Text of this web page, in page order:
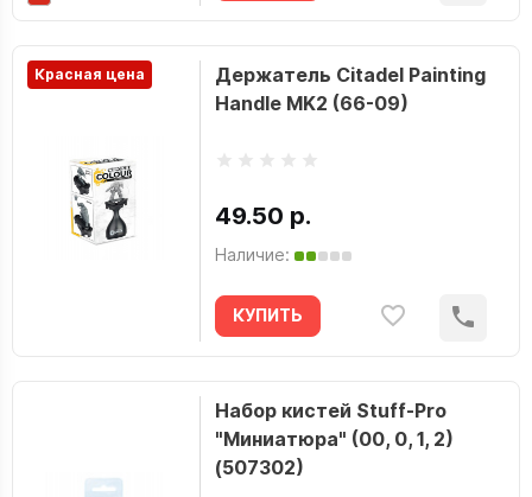
Красная цена
Держатель Citadel Painting
Handle MK2 (66-09)
49.50 р.
Наличие:
КУПИТЬ
Набор кистей Stuff-Pro
"Миниатюра" (00, 0, 1, 2)
(507302)